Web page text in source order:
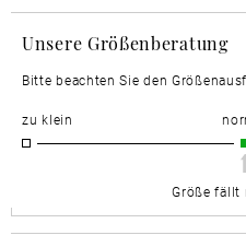
Unsere Größenberatung
Bitte beachten Sie den
zu klein
Größe fällt